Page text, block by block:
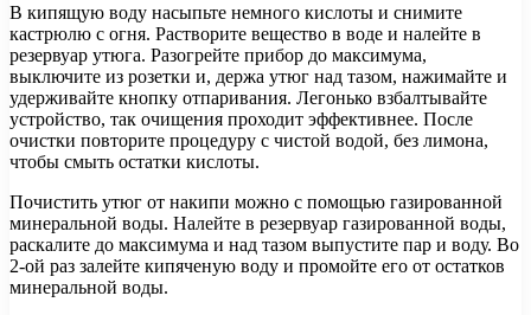
В кипящую воду насыпьте немного кислоты и снимите
кастрюлю с огня. Растворите вещество в воде и налейте в
резервуар утюга. Разогрейте прибор до максимума,
выключите из розетки и, держа утюг над тазом, нажимайте и
удерживайте кнопку отпаривания. Легонько взбалтывайте
устройство, так очищения проходит эффективнее. После
очистки повторите процедуру с чистой водой, без лимона,
чтобы смыть остатки кислоты.
Почистить утюг от накипи можно с помощью газированной
минеральной воды. Налейте в резервуар газированной воды,
раскалите до максимума и над тазом выпустите пар и воду. Во
2-ой раз залейте кипяченую воду и промойте его от остатков
минеральной воды.